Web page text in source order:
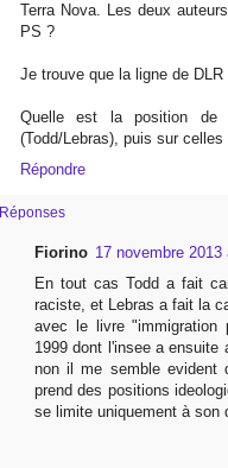
Terra Nova. Les deux
PS ?
Je trouve que la ligne de
Quelle est la position de
(Todd/Lebras), puis sur
Répondre
Réponses
Fiorino 17 novembre 2013
En tout cas Todd a fait
raciste, et Lebras a fait la
avec le livre "immigration
1999 dont l'insee a ensuite
non il me semble evident
prend des positions
se limite uniquement à son